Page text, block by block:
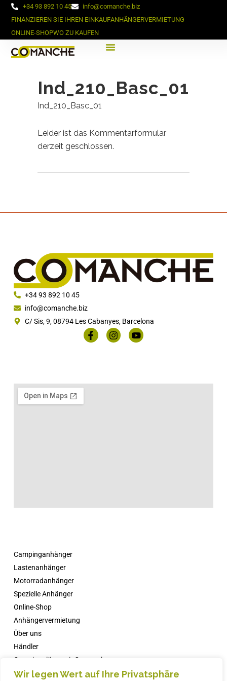
Wir legen Wert auf Ihre Privatsphäre
+34 93 892 10 45
info@comanche.biz
FINANZIEREN SIE IHREN EINKAUFANHÄNGERVERMIETUNG
ONLINE-SHOPWO ZU KAUFEN
Ind_210_Basc_01
Ind_210_Basc_01
Leider ist das Kommentarformular
derzeit geschlossen.
+34 93 892 10 45
info@comanche.biz
C/ Sis, 9, 08794 Les Cabanyes, Barcelona
Über uns
Händler
Campingplätze mit Comanche
Nachricht
Campinganhänger
Lastenanhänger
Motorradanhänger
Spezielle Anhänger
Online-Shop
Anhängervermietung